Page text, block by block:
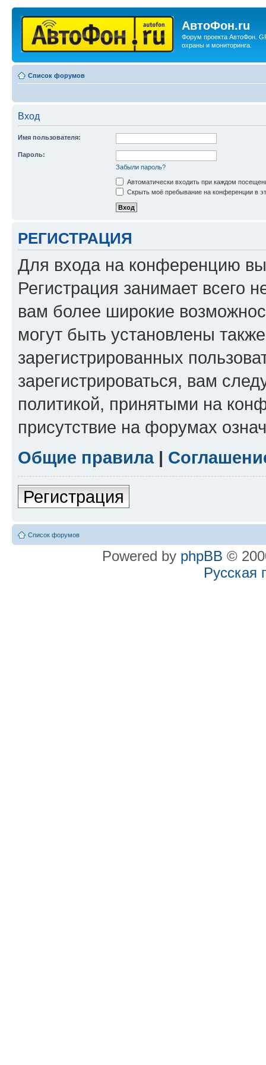
АвтоФон.ru
Форум проекта АвтоФон.
охраны и мониторинга.
Список форумов
Вход
Имя пользователя:
Пароль:
Забыли пароль?
Автоматически входить при каждом
Скрыть моё пребывание на конференции в
РЕГИСТРАЦИЯ
Для входа на конференцию
Регистрация занимает всего
вам более широкие
могут быть установлены
зарегистрированных
зарегистрироваться, вам
политикой, принятыми на
присутствие на форумах
Общие правила|
Регистрация
Список форумов
Powered by phpBB ©
Русская